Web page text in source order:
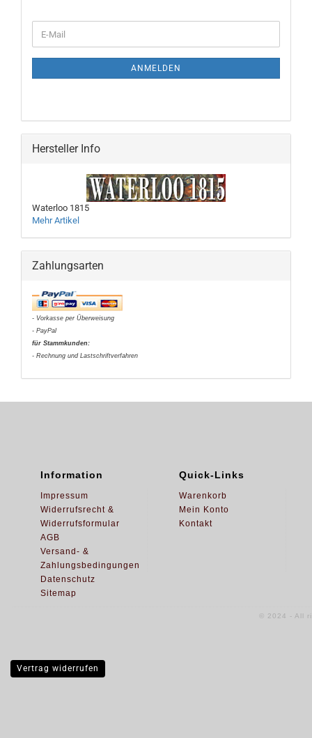
ZUR
E-
Mail
ANMELDEN
Hersteller Info
Waterloo 1815
Mehr Artikel
Zahlungsarten
- Vorkasse per Überweisung
- PayPal
für Stammkunden:
- Rechnung und Lastschriftverfahren
Information
Impressum
Widerrufsrecht &
Widerrufsformular
AGB
Versand- &
Zahlungsbedingungen
Datenschutz
Sitemap
Quick-Links
Warenkorb
Mein Konto
Kontakt
© 2024 - All
Vertrag widerrufen